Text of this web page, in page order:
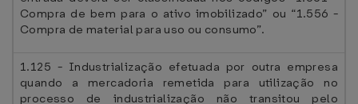
Compra de bem para o ativo imobilizado” ou “1.556 -
Compra de material para uso ou consumo”.
1.125 - Industrialização efetuada por outra empresa
quando a mercadoria remetida para utilização no
processo de industrialização não transitou pelo